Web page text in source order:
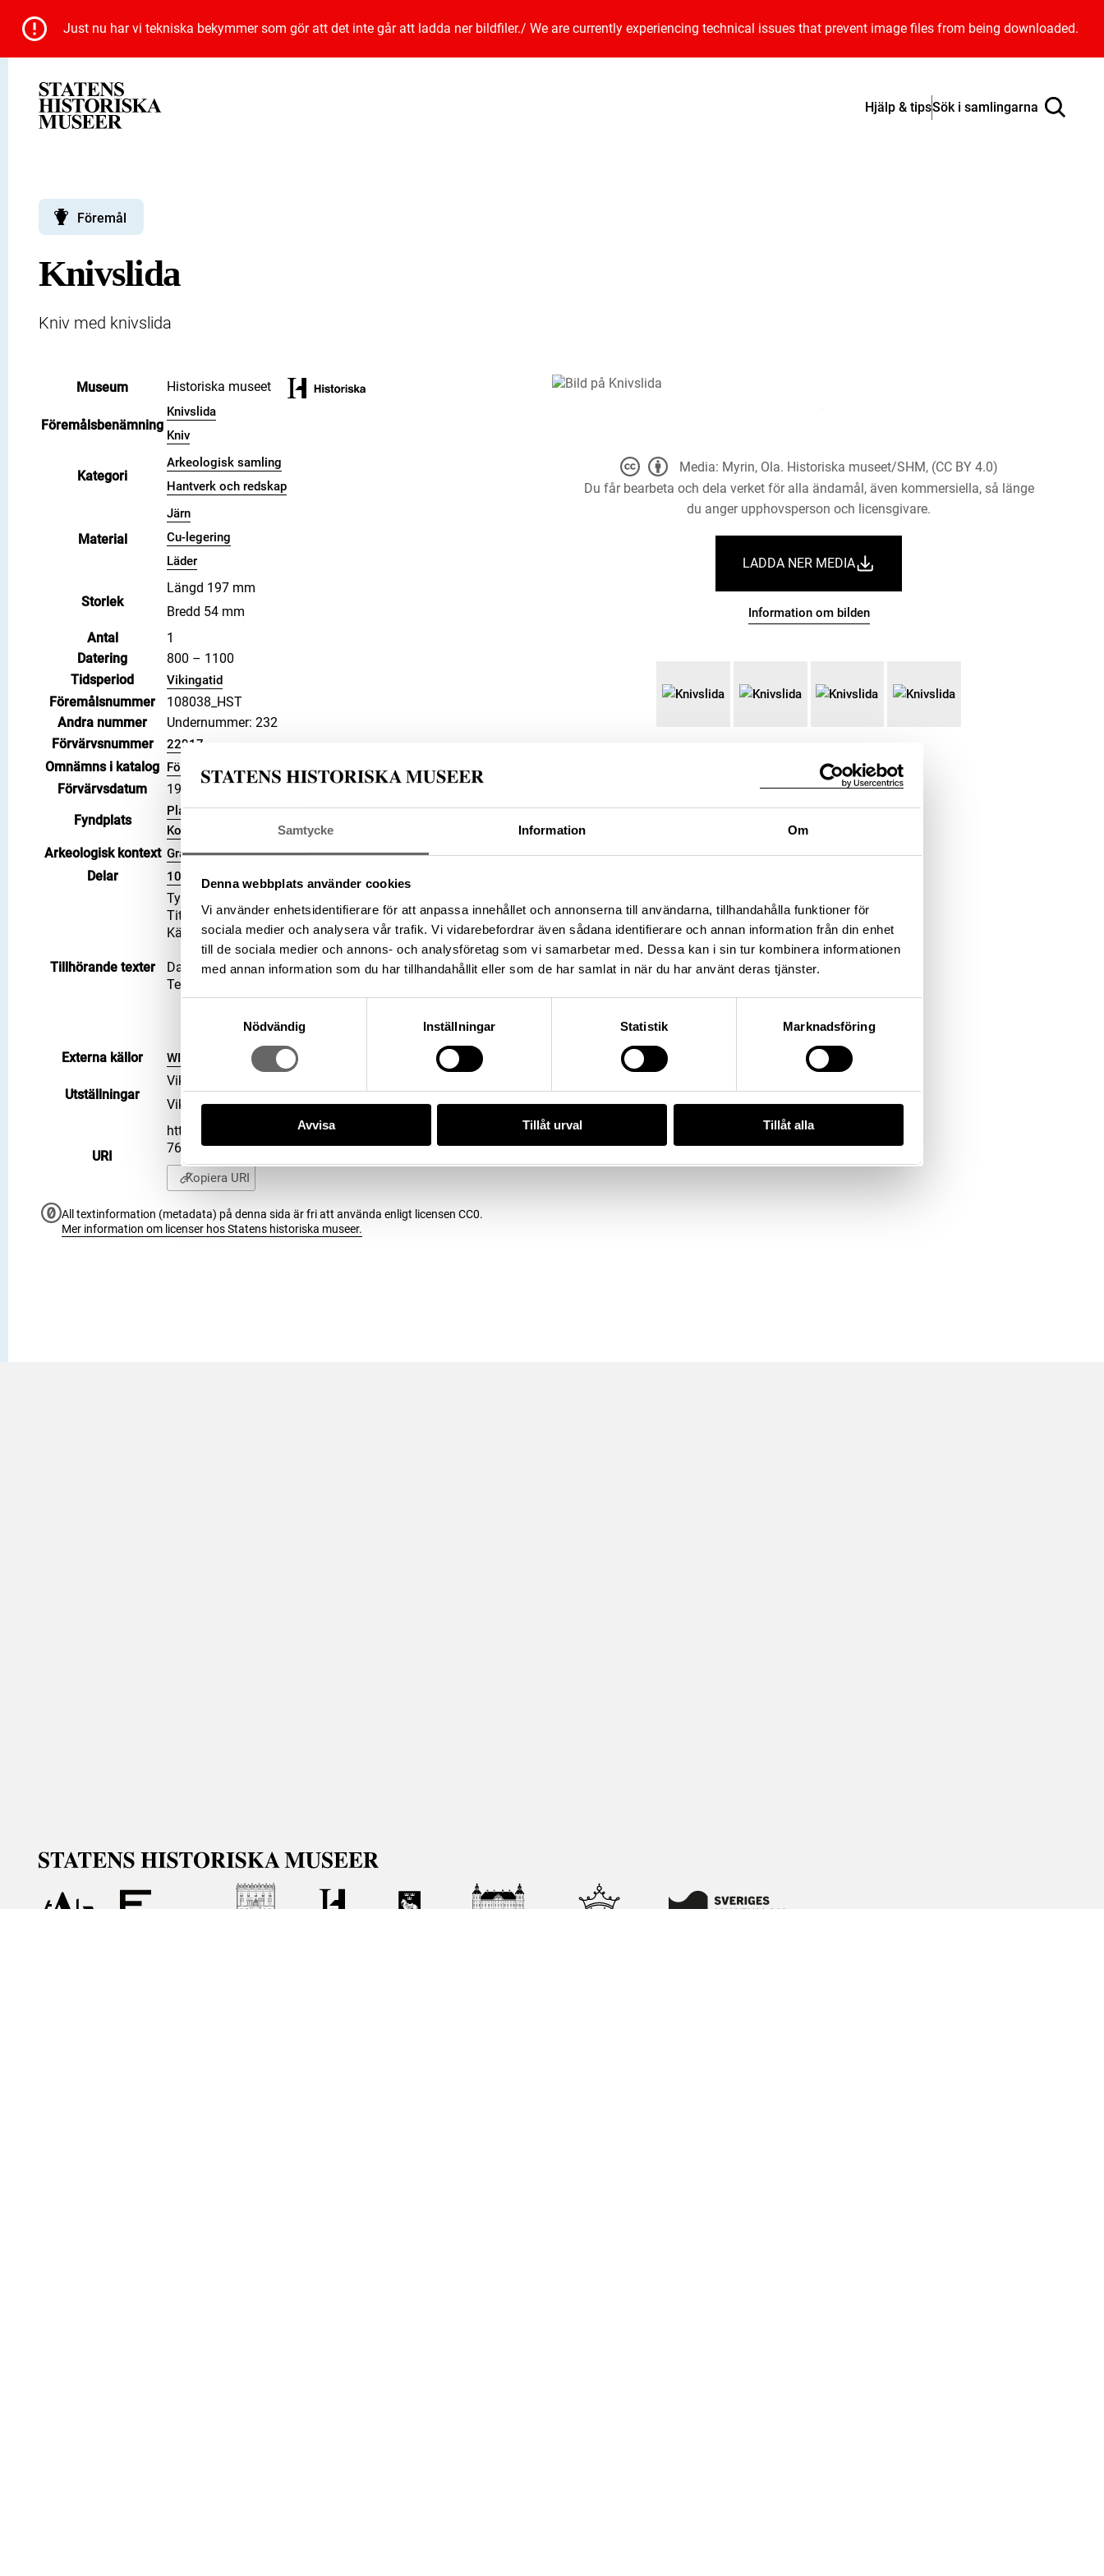
Samtycke Information Om
Denna webbplats använder cookies
Vi använder enhetsidentifierare för att anpassa innehållet och annonserna till användarna, tillhandahålla funktioner för
sociala medier och analysera vår trafik. Vi vidarebefordrar även sådana identifierare och annan information från din enhet
till de sociala medier och annons- och analysföretag som vi samarbetar med. Dessa kan i sin tur kombinera informationen
med annan information som du har tillhandahållit eller som de har samlat in när du har använt deras tjänster.
Nödvändig
Inställningar Statistik Marknadsföring
Avvisa Tillåt urval Tillåt alla
Just nu har vi tekniska bekymmer som gör att det inte går att ladda ner bildfiler./ We are currently experiencing technical issues that prevent image files from being downloaded.
Hjälp & tipsSök i samlingarna
Föremål
Knivslida
Kniv med knivslida
Museum Historiska museet
Föremålsbenämning
Knivslida
Kniv
Kategori
Arkeologisk samling
Hantverk och redskap
Material
Järn
Cu-legering
Läder
Storlek
Längd 197 mm
Bredd 54 mm
Antal
1
Datering
800 – 1100
Tidsperiod
Vikingatid
Föremålsnummer
108038_HST
Andra nummer
Undernummer: 232
Förvärvsnummer
22917
Omnämns i katalog Förvärv: 22917 på Catview
Förvärvsdatum
1942
Fyndplats
Plats: Stora Ire, Fornlämning: L1977:9578, Socken: Hellvi socken,
Kommun: Gotland kommun, Landskap: Gotland, Land: Sverige
Arkeologisk kontext Grav: 232
Delar 1085753_HST
Tillhörande texter
Typ
Titel
Kniv
Källa
Till utställningen Vikingarnas värld på Historiska
museet
Datum
2021-06-24
Text
knivslida av läder. Har sannolikt hängt i en av kedjorna
från redskapshänget. Gravfynd från Stora Ihre, Hellvi
socken, Gotland.
Externa källor
WIKIDATA
Utställningar
Vikingar (2001 – 2019), Historiska museet
Vikingarnas värld (start 2021-06-24), Historiska museet
URI
https://samlingar.shm.se/object/11C52514-0C98-40A9-AB59-
764B4C2247CB
Kopiera URI
All textinformation (metadata) på denna sida är fri att använda enligt licensen CC0.
Mer information om licenser hos Statens historiska museer.
Media: Myrin, Ola. Historiska museet/SHM, (CC BY 4.0)
Du får bearbeta och dela verket för alla ändamål, även kommersiella, så länge
du anger upphovsperson och licensgivare.
LADDA NER MEDIA
Information om bilden